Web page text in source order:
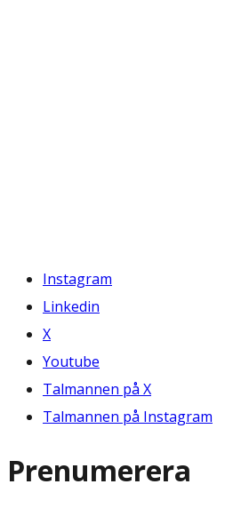
Instagram
Linkedin
X
Youtube
Talmannen på X
Talmannen på Instagram
Prenumerera